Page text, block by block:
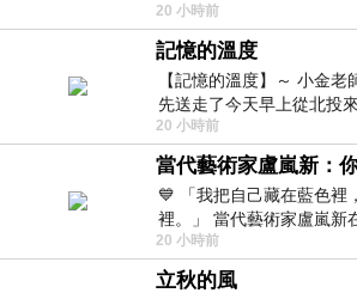
Starring Monica Barbaro
20 小時前
記憶的溫度
【記憶的溫度】～ 小金老
先送走了今天早上從北投
以為展場已經差不多要安
20 小時前
💙 「我把自己藏在藍色裡
裡。」 當代藝術家盧嵐新
抽象韻味的新作中，用湛
20 小時前
立秋的風